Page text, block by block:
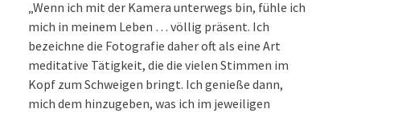
„Wenn ich mit der Kamera unterwegs bin, fühle ich
mich in meinem Leben … völlig präsent. Ich
bezeichne die Fotografie daher oft als eine Art
meditative Tätigkeit, die die vielen Stimmen im
Kopf zum Schweigen bringt. Ich genieße dann,
mich dem hinzugeben, was ich im jeweiligen